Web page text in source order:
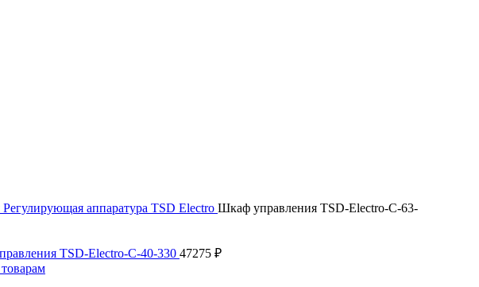
Регулирующая аппаратура TSD Electro Шкаф управления TSD-Electro-C-63-
TSD-Electro-C-40-330 47275 ₽